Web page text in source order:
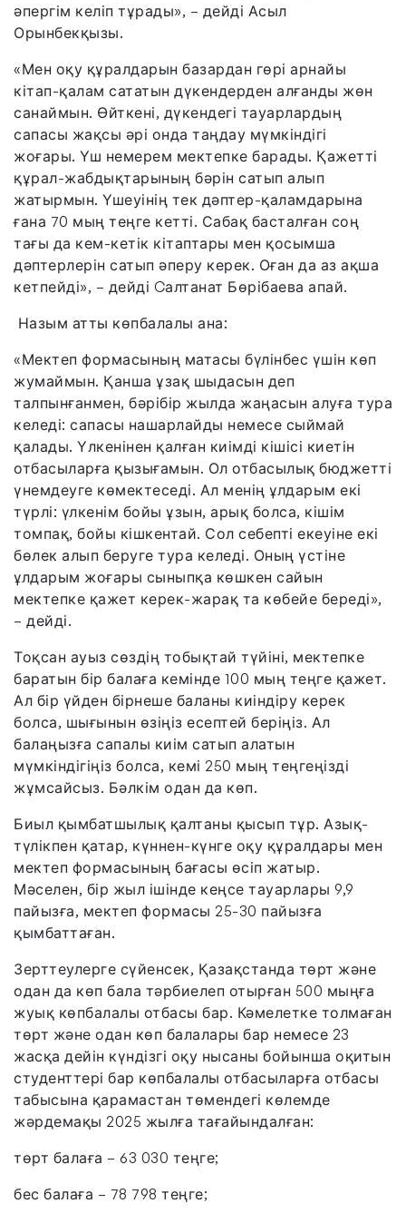
әпергім келіп тұрады», – дейді Асыл
Орынбекқызы.
«Мен оқу құралдарын базардан гөрі арнайы
кітап-қалам сататын дүкендерден алғанды жөн
санаймын. Өйткені, дүкендегі тауарлардың
сапасы жақсы әрі онда таңдау мүмкіндігі
жоғары. Үш немерем мектепке барады. Қажетті
құрал-жабдықтарының бәрін сатып алып
жатырмын. Үшеуінің тек дәптер-қаламдарына
ғана 70 мың теңге кетті. Сабақ басталған соң
тағы да кем-кетік кітаптары мен қосымша
дәптерлерін сатып әперу керек. Оған да аз ақша
кетпейді», – дейді Cалтанат Бөрібаева апай.
Назым атты көпбалалы ана:
«Мектеп формасының матасы бүлінбес үшін көп
жумаймын. Қанша ұзақ шыдасын деп
талпынғанмен, бәрібір жылда жаңасын алуға тура
келеді: сапасы нашарлайды немесе сыймай
қалады. Үлкенінен қалған киімді кішісі киетін
отбасыларға қызығамын. Ол отбасылық бюджетті
үнемдеуге көмектеседі. Ал менің ұлдарым екі
түрлі: үлкенім бойы ұзын, арық болса, кішім
томпақ, бойы кішкентай. Сол себепті екеуіне екі
бөлек алып беруге тура келеді. Оның үстіне
ұлдарым жоғары сыныпқа көшкен сайын
мектепке қажет керек-жарақ та көбейе береді»,
– дейді.
Тоқсан ауыз сөздің тобықтай түйіні, мектепке
баратын бір балаға кемінде 100 мың теңге қажет.
Ал бір үйден бірнеше баланы киіндіру керек
болса, шығынын өзіңіз есептей беріңіз. Ал
балаңызға сапалы киім сатып алатын
мүмкіндігіңіз болса, кемі 250 мың теңгеңізді
жұмсайсыз. Бәлкім одан да көп.
Биыл қымбатшылық қалтаны қысып тұр. Азық-
түлікпен қатар, күннен-күнге оқу құралдары мен
мектеп формасының бағасы өсіп жатыр.
Мәселен, бір жыл ішінде кеңсе тауарлары 9,9
пайызға, мектеп формасы 25-30 пайызға
қымбаттаған.
Зерттеулерге сүйенсек, Қазақстанда төрт және
одан да көп бала тәрбиелеп отырған 500 мыңға
жуық көпбалалы отбасы бар. Кәмелетке толмаған
төрт және одан көп балалары бар немесе 23
жасқа дейін күндізгі оқу нысаны бойынша оқитын
студенттері бар көпбалалы отбасыларға отбасы
табысына қарамастан төмендегі көлемде
жәрдемақы 2025 жылға тағайындалған:
төрт балаға – 63 030 теңге;
бес балаға – 78 798 теңге;